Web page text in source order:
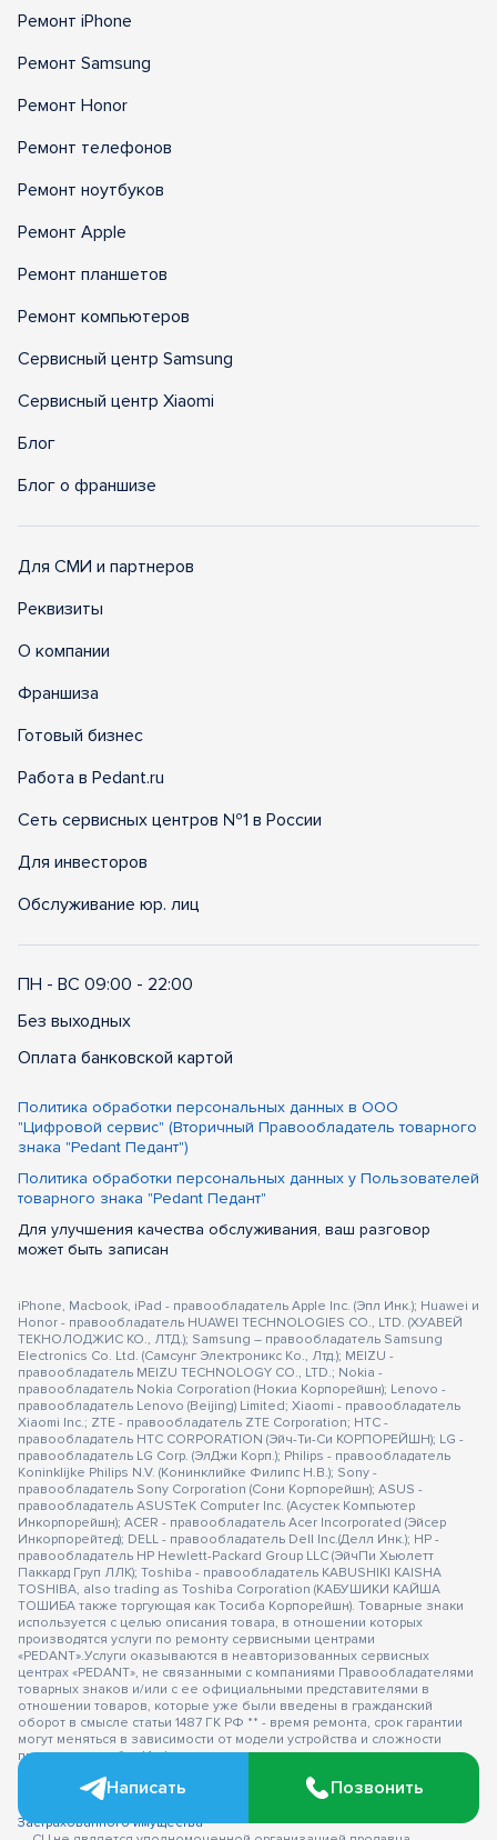
Ремонт iPhone
Ремонт Samsung
Ремонт Honor
Ремонт телефонов
Ремонт ноутбуков
Ремонт Apple
Ремонт планшетов
Ремонт компьютеров
Сервисный центр Samsung
Сервисный центр Xiaomi
Блог
Блог о франшизе
Для СМИ и партнеров
Реквизиты
О компании
Франшиза
Готовый бизнес
Работа в Pedant.ru
Сеть сервисных центров №1 в России
Для инвесторов
Обслуживание юр. лиц
ПН - ВС 09:00 - 22:00
Без выходных
Оплата банковской картой
Политика обработки персональных данных в ООО
"Цифровой сервис" (Вторичный Правообладатель товарного
знака "Pedant Педант")
Политика обработки персональных данных у Пользователей
товарного знака "Pedant Педант"
Для улучшения качества обслуживания, ваш разговор
может быть записан
iPhone, Macbook, iPad - правообладатель Apple Inc. (Эпл Инк.); Huawei и
Honor - правообладатель HUAWEI TECHNOLOGIES CO., LTD. (ХУАВЕЙ
ТЕКНОЛОДЖИС КО., ЛТД.); Samsung – правообладатель Samsung
Electronics Co. Ltd. (Самсунг Электроникс Ко., Лтд.); MEIZU -
правообладатель MEIZU TECHNOLOGY CO., LTD.; Nokia -
правообладатель Nokia Corporation (Нокиа Корпорейшн); Lenovo -
правообладатель Lenovo (Beijing) Limited; Xiaomi - правообладатель
Xiaomi Inc.; ZTE - правообладатель ZTE Corporation; HTC -
правообладатель HTC CORPORATION (Эйч-Ти-Си КОРПОРЕЙШН); LG -
правообладатель LG Corp. (ЭлДжи Корп.); Philips - правообладатель
Koninklijke Philips N.V. (Конинклийке Филипс Н.В.); Sony -
правообладатель Sony Corporation (Сони Корпорейшн); ASUS -
правообладатель ASUSTeK Computer Inc. (Асустек Компьютер
Инкорпорейшн); ACER - правообладатель Acer Incorporated (Эйсер
Инкорпорейтед); DELL - правообладатель Dell Inc.(Делл Инк.); HP -
правообладатель HP Hewlett-Packard Group LLC (ЭйчПи Хьюлетт
Паккард Груп ЛЛК); Toshiba - правообладатель KABUSHIKI KAISHA
TOSHIBA, also trading as Toshiba Corporation (КАБУШИКИ КАЙША
ТОШИБА также торгующая как Тосиба Корпорейшн). Товарные знаки
используется с целью описания товара, в отношении которых
производятся услуги по ремонту сервисными центрами
«PEDANT».Услуги оказываются в неавторизованных сервисных
центрах «PEDANT», не связанными с компаниями Правообладателями
товарных знаков и/или с ее официальными представителями в
отношении товаров, которые уже были введены в гражданский
оборот в смысле статьи 1487 ГК РФ ** - время ремонта, срок гарантии
могут меняться в зависимости от модели устройства и сложности
проводимых работ Информация о соответствующих моделях и
комплектациях и их наличии, ценах, возможных выгодах и условиях
приобретения доступна в сервисных центрах Pedant.ru. Не является
публичной офертой.
Застрахованного имущества
Написать Позвонить